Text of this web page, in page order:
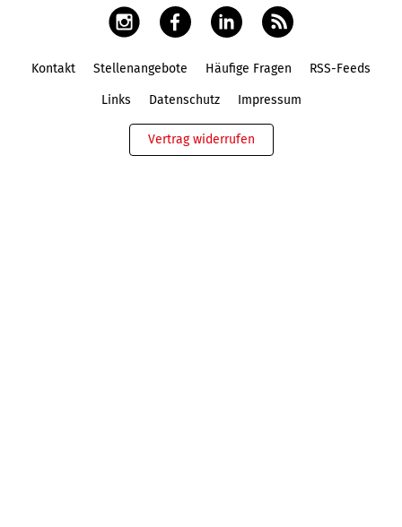
Kontakt Stellenangebote Häufige Fragen RSS-Feeds
Links Datenschutz Impressum
Vertrag widerrufen